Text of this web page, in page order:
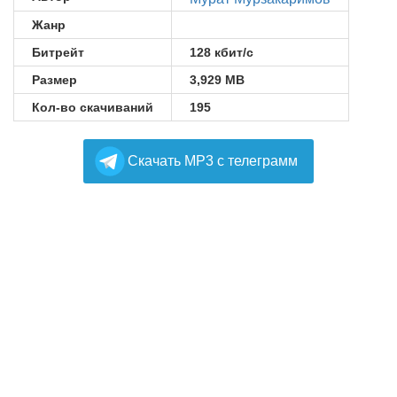
Жанр
Битрейт
128 кбит/с
Размер
3,929 MB
Кол-во скачиваний
195
Cкачать MP3 с телеграмм